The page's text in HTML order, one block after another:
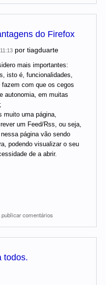
do Firefox
por tiagduarte
mais importantes:
isto é, funcionalidades,
com que os cegos
autonomia, em muitas
muito uma página,
um Feed/Rss, ou seja,
página vão sendo
podendo visualizar o seu
de a abrir.
publicar comentários
todos.